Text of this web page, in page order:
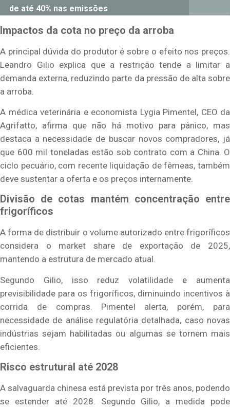
de até 40% nas emissões
Impactos da cota no preço da arroba
A principal dúvida do produtor é sobre o efeito nos preços.
Leandro Gilio explica que a restrição tende a limitar a
demanda externa, reduzindo parte da pressão de alta sobre
a arroba.
A médica veterinária e economista Lygia Pimentel, CEO da
Agrifatto, afirma que não há motivo para pânico, mas
destaca a necessidade de buscar novos compradores, já
que 600 mil toneladas estão sob contrato com a China. O
ciclo pecuário, com recente liquidação de fêmeas, também
deve sustentar a oferta e os preços internamente.
Divisão de cotas mantém concentração entre
frigoríficos
A forma de distribuir o volume autorizado entre frigoríficos
considera o market share de exportação de 2025,
mantendo a estrutura de mercado atual.
Segundo Gilio, isso reduz volatilidade e aumenta
previsibilidade para os frigoríficos, diminuindo incentivos à
corrida de compras. Pimentel alerta, porém, para
necessidade de análise regulatória detalhada, caso novas
indústrias sejam habilitadas ou algumas se tornem mais
eficientes.
Risco estrutural até 2028
A salvaguarda chinesa está prevista por três anos, podendo
se estender até 2028. Segundo Gilio, a medida pode